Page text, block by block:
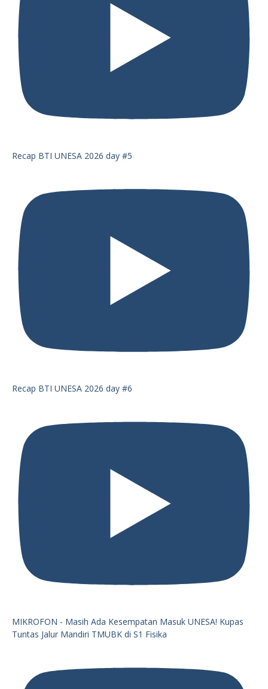
Recap BTI UNESA 2026 day #5
Recap BTI UNESA 2026 day #6
MIKROFON - Masih Ada Kesempatan Masuk UNESA! Kupas
Tuntas Jalur Mandiri TMUBK di S1 Fisika